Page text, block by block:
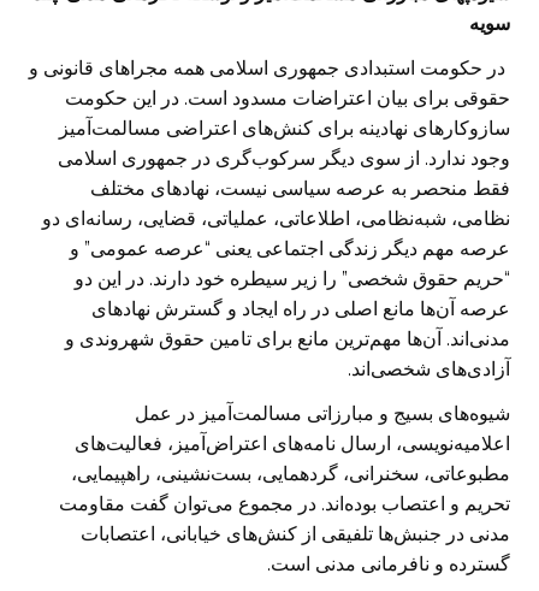
سویه
در حکومت استبدادی جمهوری اسلامی همه مجراهای قانونی و
حقوقی برای بیان اعتراضات مسدود است. در این حکومت
سازوکارهای نهادینه برای کنش‌های اعتراضی مسالمت‌آمیز
وجود ندارد. از سوی دیگر سرکوب‌گری در جمهوری اسلامی
فقط منحصر به عرصه سیاسی نیست، نهادهای مختلف
نظامی، شبه‌نظامی، اطلاعاتی، عملیاتی، قضایی، رسانه‌ای دو
عرصه مهم دیگر زندگی اجتماعی یعنی “عرصه عمومی” و
“حریم حقوق شخصی” را زیر سیطره خود دارند. در این دو
عرصه آن‌ها مانع اصلی در راه ایجاد و گسترش نهادهای
مدنی‌اند. آن‌ها مهم‌ترین مانع برای تامین حقوق شهروندی و
آزادی‌های شخصی‌اند.
شیوه‌های بسیج و مبارزاتی مسالمت‌آمیز در عمل
اعلامیه‌نویسی، ارسال نامه‌های اعتراض‌آمیز، فعالیت‌های
مطبوعاتی، سخنرانی، گردهمایی، بست‌نشینی، راهپیمایی،
تحریم و اعتصاب بوده‌اند. در مجموع می‌توان گفت مقاومت
مدنی در جنبش‌ها تلفیقی از کنش‌های خیابانی، اعتصابات
گسترده و نافرمانی مدنی است.